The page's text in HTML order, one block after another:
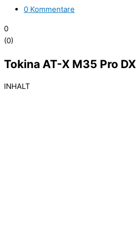
0 Kommentare
0
(0)
Tokina AT-X M35 Pro DX
INHALT